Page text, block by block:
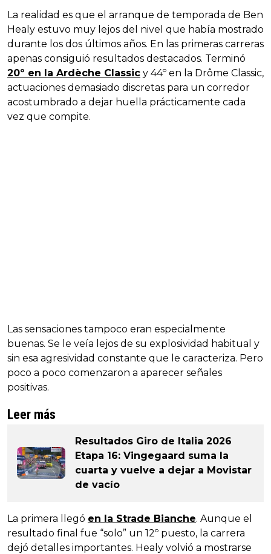
La realidad es que el arranque de temporada de Ben
Healy estuvo muy lejos del nivel que había mostrado
durante los dos últimos años. En las primeras carreras
apenas consiguió resultados destacados. Terminó
20º en la Ardèche Classic y 44º en la Drôme Classic,
actuaciones demasiado discretas para un corredor
acostumbrado a dejar huella prácticamente cada
vez que compite.
Las sensaciones tampoco eran especialmente
buenas. Se le veía lejos de su explosividad habitual y
sin esa agresividad constante que le caracteriza. Pero
poco a poco comenzaron a aparecer señales
positivas.
Leer más
Resultados Giro de Italia 2026
Etapa 16: Vingegaard suma la
cuarta y vuelve a dejar a Movistar
de vacío
La primera llegó en la Strade Bianche. Aunque el
resultado final fue “solo” un 12º puesto, la carrera
dejó detalles importantes. Healy volvió a mostrarse